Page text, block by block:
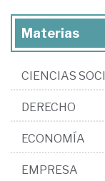
Materias
CIENCIAS
DERECHO
ECONOMÍA
EMPRESA